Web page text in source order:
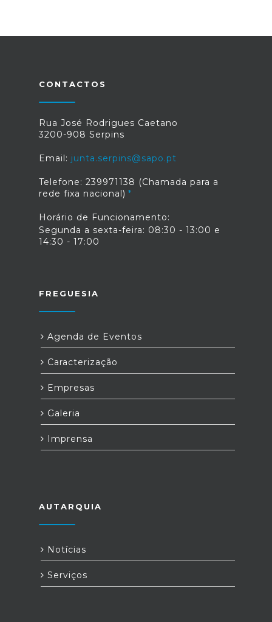
CONTACTOS
Rua José Rodrigues Caetano
3200-908 Serpins
Email: junta.serpins@sapo.pt
Telefone: 239971138 (Chamada para a
rede fixa nacional)
Horário de Funcionamento:
Segunda a sexta-feira: 08:30 - 13:00 e
14:30 - 17:00
FREGUESIA
Agenda de Eventos
Caracterização
Empresas
Galeria
Imprensa
AUTARQUIA
Notícias
Serviços